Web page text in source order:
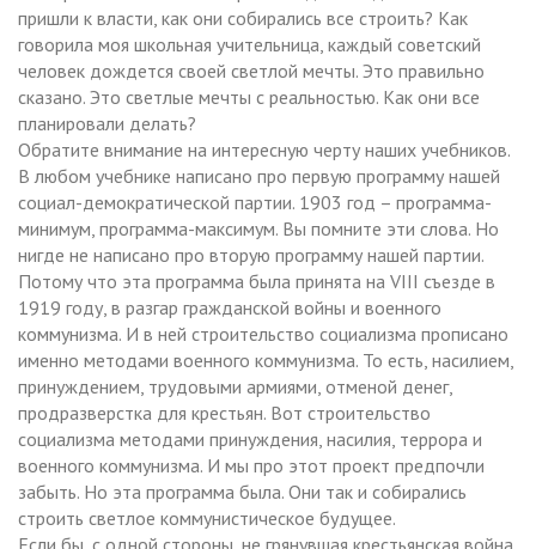
пришли к власти, как они собирались все строить? Как
говорила моя школьная учительница, каждый советский
человек дождется своей светлой мечты. Это правильно
сказано. Это светлые мечты с реальностью. Как они все
планировали делать?
Обратите внимание на интересную черту наших учебников.
В любом учебнике написано про первую программу нашей
социал-демократической партии. 1903 год – программа-
минимум, программа-максимум. Вы помните эти слова. Но
нигде не написано про вторую программу нашей партии.
Потому что эта программа была принята на VIII съезде в
1919 году, в разгар гражданской войны и военного
коммунизма. И в ней строительство социализма прописано
именно методами военного коммунизма. То есть, насилием,
принуждением, трудовыми армиями, отменой денег,
продразверстка для крестьян. Вот строительство
социализма методами принуждения, насилия, террора и
военного коммунизма. И мы про этот проект предпочли
забыть. Но эта программа была. Они так и собирались
строить светлое коммунистическое будущее.
Если бы, с одной стороны, не грянувшая крестьянская война